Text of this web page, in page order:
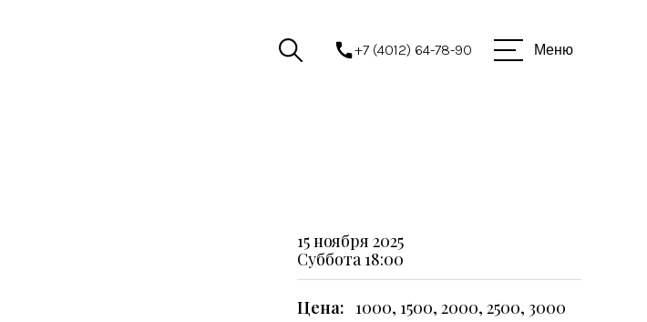
+7 (4012) 64-78-90 Меню
15 ноября 2025
Суббота 18:00
Цена: 1000, 1500, 2000, 2500, 3000